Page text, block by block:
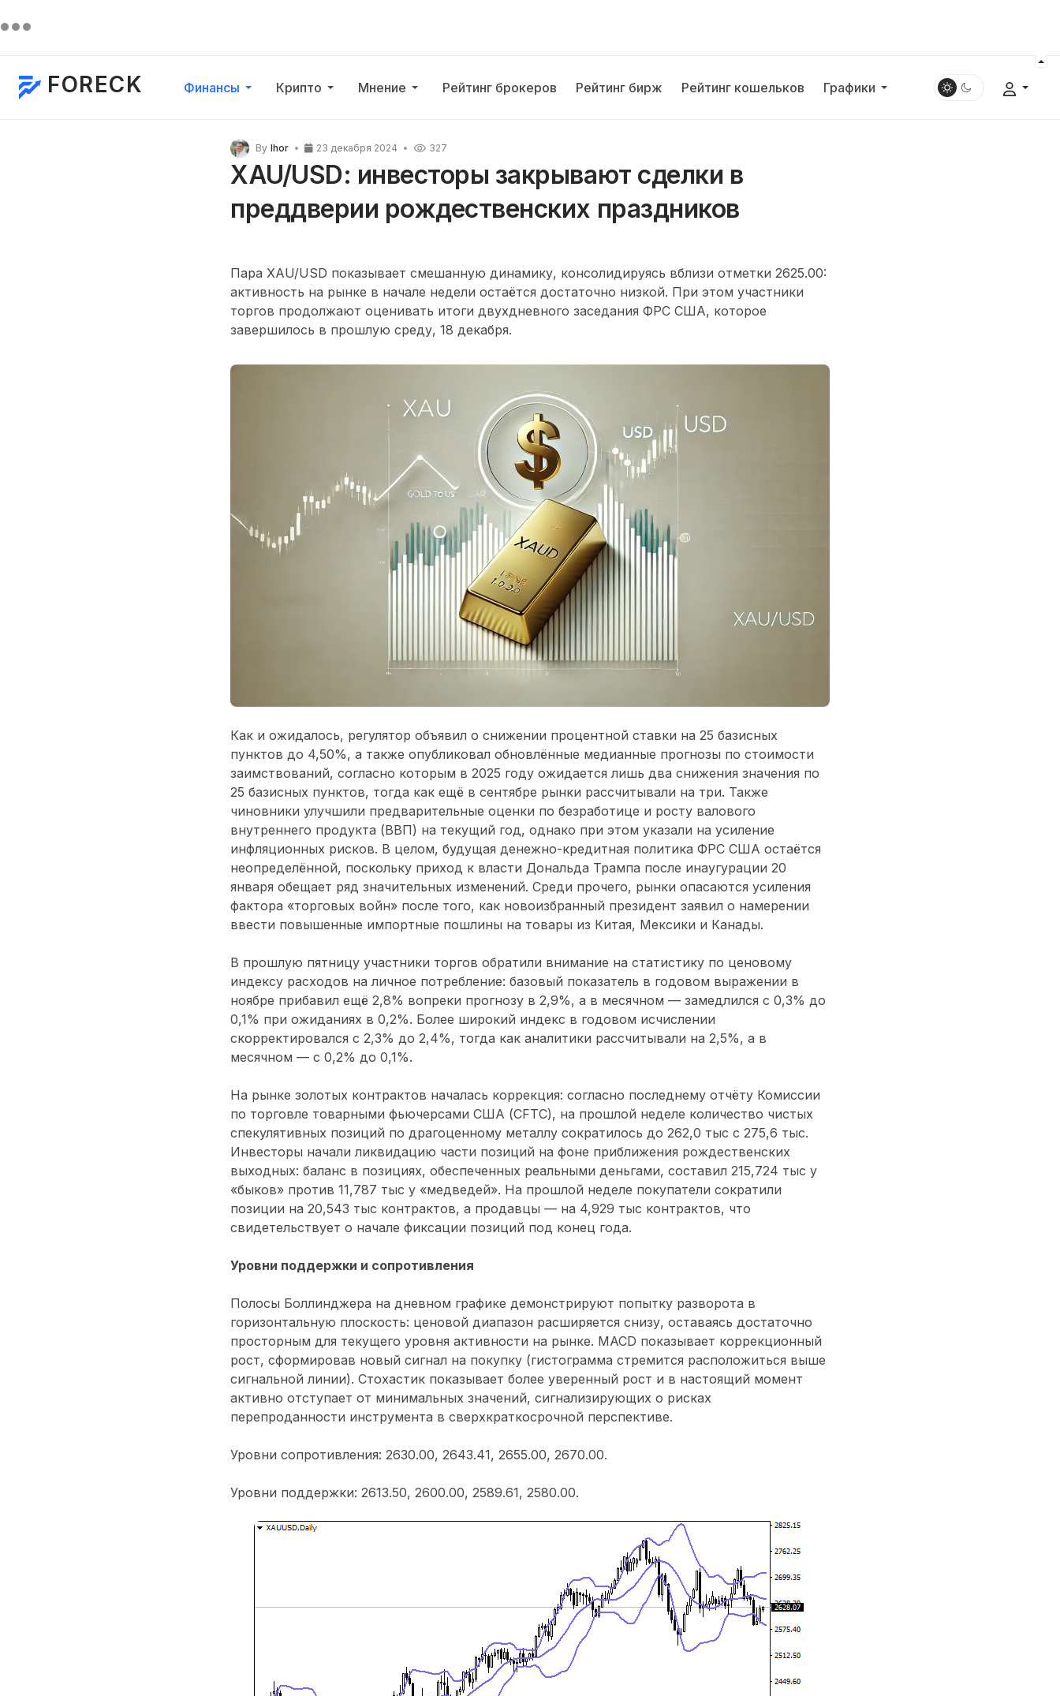
FORECK Финансы Крипто Мнение Рейтинг брокеров Рейтинг бирж Рейтинг кошельков Графики
By Ihor 23 декабря 2024 327
XAU/USD: инвесторы закрывают сделки в
преддверии рождественских праздников
Пара XAU/USD показывает смешанную динамику, консолидируясь вблизи отметки 2625.00:
активность на рынке в начале недели остаётся достаточно низкой. При этом участники
торгов продолжают оценивать итоги двухдневного заседания ФРС США, которое
завершилось в прошлую среду, 18 декабря.
Как и ожидалось, регулятор объявил о снижении процентной ставки на 25 базисных
пунктов до 4,50%, а также опубликовал обновлённые медианные прогнозы по стоимости
заимствований, согласно которым в 2025 году ожидается лишь два снижения значения по
25 базисных пунктов, тогда как ещё в сентябре рынки рассчитывали на три. Также
чиновники улучшили предварительные оценки по безработице и росту валового
внутреннего продукта (ВВП) на текущий год, однако при этом указали на усиление
инфляционных рисков. В целом, будущая денежно-кредитная политика ФРС США остаётся
неопределённой, поскольку приход к власти Дональда Трампа после инаугурации 20
января обещает ряд значительных изменений. Среди прочего, рынки опасаются усиления
фактора «торговых войн» после того, как новоизбранный президент заявил о намерении
ввести повышенные импортные пошлины на товары из Китая, Мексики и Канады.
В прошлую пятницу участники торгов обратили внимание на статистику по ценовому
индексу расходов на личное потребление: базовый показатель в годовом выражении в
ноябре прибавил ещё 2,8% вопреки прогнозу в 2,9%, а в месячном — замедлился с 0,3% до
0,1% при ожиданиях в 0,2%. Более широкий индекс в годовом исчислении
скорректировался с 2,3% до 2,4%, тогда как аналитики рассчитывали на 2,5%, а в
месячном — с 0,2% до 0,1%.
На рынке золотых контрактов началась коррекция: согласно последнему отчёту Комиссии
по торговле товарными фьючерсами США (CFTC), на прошлой неделе количество чистых
спекулятивных позиций по драгоценному металлу сократилось до 262,0 тыс с 275,6 тыс.
Инвесторы начали ликвидацию части позиций на фоне приближения рождественских
выходных: баланс в позициях, обеспеченных реальными деньгами, составил 215,724 тыс у
«быков» против 11,787 тыс у «медведей». На прошлой неделе покупатели сократили
позиции на 20,543 тыс контрактов, а продавцы — на 4,929 тыс контрактов, что
свидетельствует о начале фиксации позиций под конец года.
Уровни поддержки и сопротивления
Полосы Боллинджера на дневном графике демонстрируют попытку разворота в
горизонтальную плоскость: ценовой диапазон расширяется снизу, оставаясь достаточно
просторным для текущего уровня активности на рынке. MACD показывает коррекционный
рост, сформировав новый сигнал на покупку (гистограмма стремится расположиться выше
сигнальной линии). Стохастик показывает более уверенный рост и в настоящий момент
активно отступает от минимальных значений, сигнализирующих о рисках
перепроданности инструмента в сверхкраткосрочной перспективе.
Уровни сопротивления: 2630.00, 2643.41, 2655.00, 2670.00.
Уровни поддержки: 2613.50, 2600.00, 2589.61, 2580.00.